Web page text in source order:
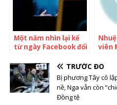
Một năm nhìn lại kể
từ ngày Facebook đổi
mơ của Mark
Zuckerberg vẫn xa
tầm với
viên
có 1
còn
TRƯỚC ĐÓ
Bị phương Tây cô
nề, Nga vẫn còn
Đồng tệ